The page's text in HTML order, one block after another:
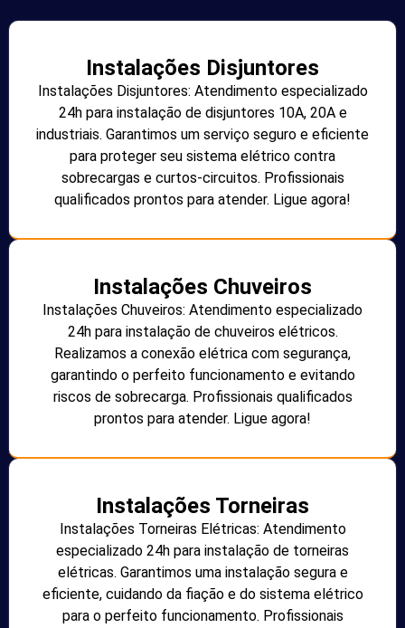
Instalações Disjuntores
Instalações Disjuntores: Atendimento especializado
24h para instalação de disjuntores 10A, 20A e
industriais. Garantimos um serviço seguro e eficiente
para proteger seu sistema elétrico contra
sobrecargas e curtos-circuitos. Profissionais
qualificados prontos para atender. Ligue agora!
Instalações Chuveiros
Instalações Chuveiros: Atendimento especializado
24h para instalação de chuveiros elétricos.
Realizamos a conexão elétrica com segurança,
garantindo o perfeito funcionamento e evitando
riscos de sobrecarga. Profissionais qualificados
prontos para atender. Ligue agora!
Instalações Torneiras
Instalações Torneiras Elétricas: Atendimento
especializado 24h para instalação de torneiras
elétricas. Garantimos uma instalação segura e
eficiente, cuidando da fiação e do sistema elétrico
para o perfeito funcionamento. Profissionais